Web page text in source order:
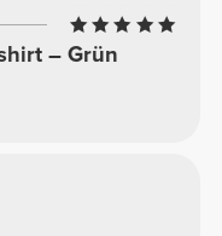
– Grün